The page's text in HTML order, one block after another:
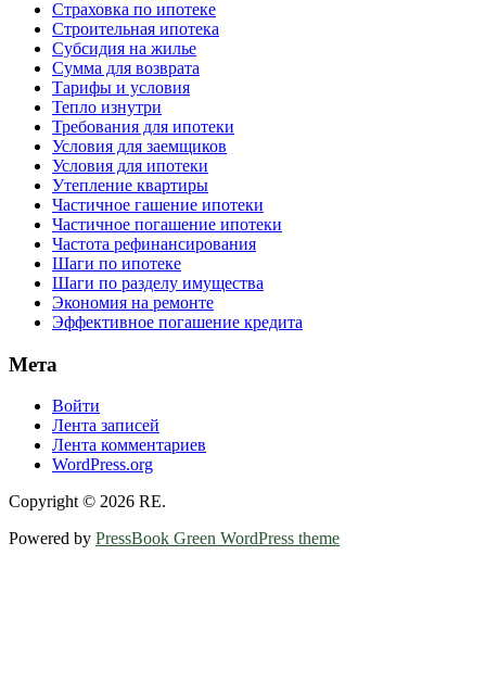
Страховка по ипотеке
Строительная ипотека
Субсидия на жилье
Сумма для возврата
Тарифы и условия
Тепло изнутри
Требования для ипотеки
Условия для заемщиков
Условия для ипотеки
Утепление квартиры
Частичное гашение ипотеки
Частичное погашение ипотеки
Частота рефинансирования
Шаги по ипотеке
Шаги по разделу имущества
Экономия на ремонте
Эффективное погашение кредита
Мета
Войти
Лента записей
Лента комментариев
WordPress.org
Copyright © 2026 RE.
Powered by PressBook Green WordPress theme